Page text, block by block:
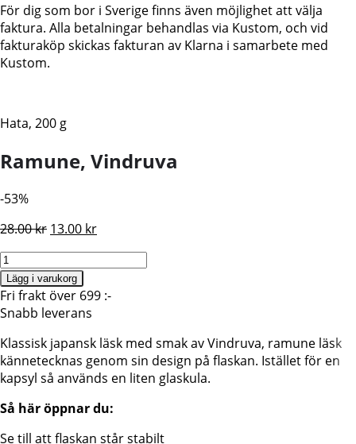
För dig som bor i Sverige finns även möjlighet att välja
faktura. Alla betalningar behandlas via Kustom, och vid
fakturaköp skickas fakturan av Klarna i samarbete med
Kustom.
Hata, 200 g
Ramune, Vindruva
-53%
28.00kr Det
var:
28.00 kr.
13.00 krDet
13.00 kr.
Ramune
Läsk,
200ml,
Vindruva,
mängd
Lägg i varukorg
Fri frakt över 699 :-
Snabb leverans
Klassisk japansk läsk med smak av Vindruva, ramune läsk
kännetecknas genom sin design på flaskan. Istället för en
kapsyl så används en liten glaskula.
Så här öppnar du:
Se till att flaskan står stabilt